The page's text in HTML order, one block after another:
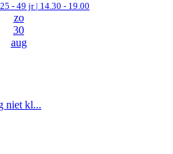
- 49 jr | 14.30 - 19.00
zo
30
aug
niet kl...